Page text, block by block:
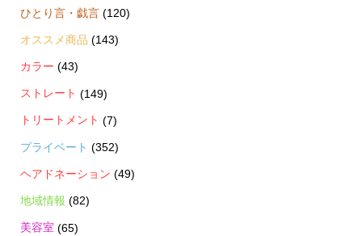
ひとり言・戯言(120)
オススメ商品 (143)
カラー (43)
ストレート (149)
トリートメント (7)
プライベート (352)
ヘアドネーション (49)
地域情報 (82)
美容室 (65)